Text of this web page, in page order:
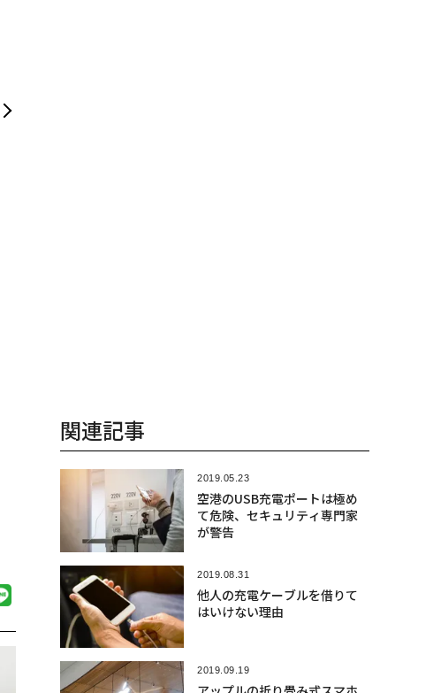
る1日│CAREER SUMMI
関連記事
2019.05.23
空港のUSB充電ポートは極め
て危険、セキュリティ専門家
が警告
2019.08.31
他人の充電ケーブルを借りて
はいけない理由
2019.09.19